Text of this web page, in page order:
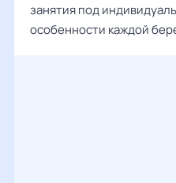
занятия под
особенности каждой